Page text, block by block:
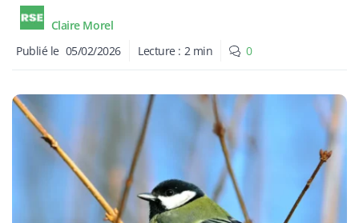
Claire Morel
Publié le 05/02/2026 Lecture : 2 min 0